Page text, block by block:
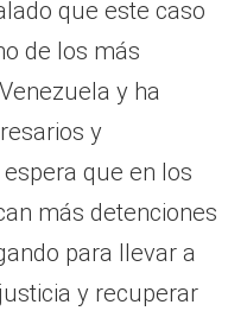
que este caso
de los más
y ha
y
que en los
más detenciones
para llevar a
y recuperar